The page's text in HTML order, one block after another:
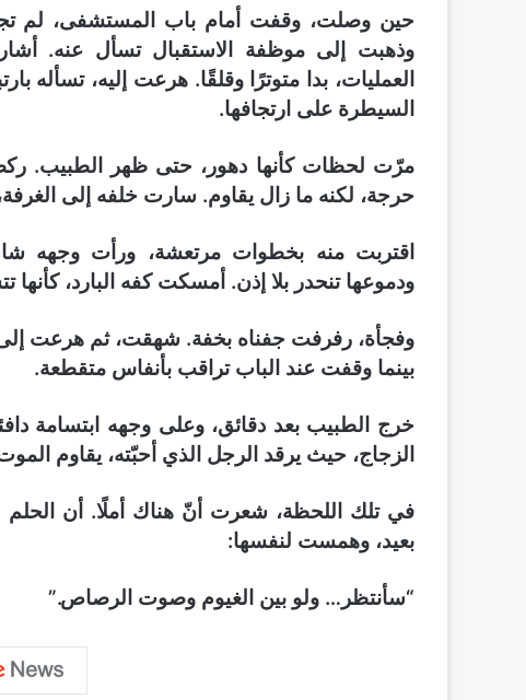
حين وصلت، وقفت أمام باب المستشفى، لم
وذهبت إلى موظفة الاستقبال تسأل عنه.
العمليات، بدا متوترًا وقلقًا. هرعت إليه، تسأله
السيطرة على ارتجافها.
مرّت لحظات كأنها دهور، حتى ظهر الطبيب.
حرجة، لكنه ما زال يقاوم. سارت خلفه إلى
اقتربت منه بخطوات مرتعشة، ورأت وجهه
ودموعها تنحدر بلا إذن. أمسكت كفه البارد، كأنها
وفجأة، رفرفت جفناه بخفة. شهقت، ثم هرعت إلى
بينما وقفت عند الباب تراقب بأنفاس متقطعة.
خرج الطبيب بعد دقائق، وعلى وجهه ابتسامة
الزجاج، حيث يرقد الرجل الذي أحبّته، يقاوم
في تلك اللحظة، شعرت أنّ هناك أملًا. أن
بعيد، وهمست لنفسها:
“سأنتظر… ولو بين الغيوم وصوت الرصاص.”